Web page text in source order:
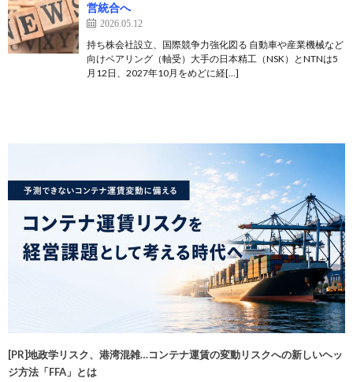
営統合へ
2026.05.12
持ち株会社設立、国際競争力強化図る 自動車や産業機械など
向けベアリング（軸受）大手の日本精工（NSK）とNTNは5
月12日、2027年10月をめどに経[…]
[PR]地政学リスク、港湾混雑…コンテナ運賃の変動リスクへの新しいヘッ
ジ方法「FFA」とは